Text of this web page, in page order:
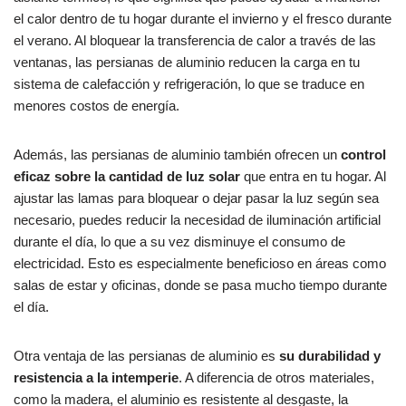
el calor dentro de tu hogar durante el invierno y el fresco durante
el verano. Al bloquear la transferencia de calor a través de las
ventanas, las persianas de aluminio reducen la carga en tu
sistema de calefacción y refrigeración, lo que se traduce en
menores costos de energía.
Además, las persianas de aluminio también ofrecen un control
eficaz sobre la cantidad de luz solar que entra en tu hogar. Al
ajustar las lamas para bloquear o dejar pasar la luz según sea
necesario, puedes reducir la necesidad de iluminación artificial
durante el día, lo que a su vez disminuye el consumo de
electricidad. Esto es especialmente beneficioso en áreas como
salas de estar y oficinas, donde se pasa mucho tiempo durante
el día.
Otra ventaja de las persianas de aluminio es su durabilidad y
resistencia a la intemperie. A diferencia de otros materiales,
como la madera, el aluminio es resistente al desgaste, la